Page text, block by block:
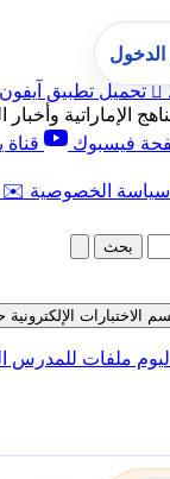
 تحميل تطبيق آيفون
الإماراتية وأخبار
فيسبوك قناة
سياسة الخصوصية ✉️
بحث
الإلكترونية حتى تاريخ
ملفات للمدرس